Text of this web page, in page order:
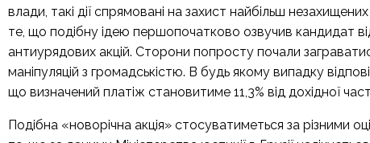
влади, такі дії спрямовані на захист найбільш
те, що подібну ідею першопочатково озвучив кандидат
антиурядових акцій. Сторони попросту почали
маніпуляцій з громадськістю. В будь якому випадку
що визначений платіж становитиме 11,3% від дохідної
Подібна «новорічна акція» стосуватиметься за різними